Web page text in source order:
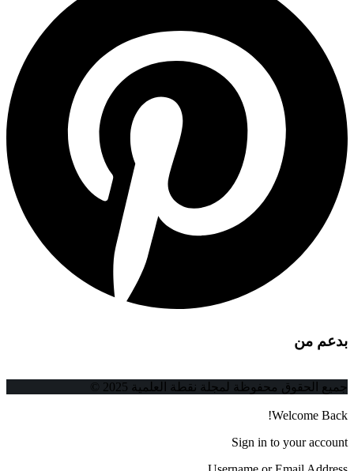
بدعم من
جميع الحقوق محفوظة لمجلة نقطة العلمية 2025 ©
Welcome Back!
Sign in to your account